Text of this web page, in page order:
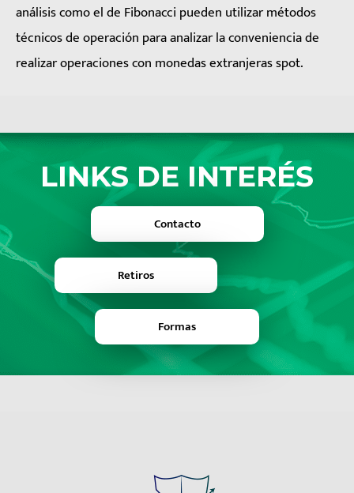
análisis como el de Fibonacci pueden utilizar métodos
técnicos de operación para analizar la conveniencia de
realizar operaciones con monedas extranjeras spot.
LINKS DE INTERÉS
Contacto
Retiros
Formas